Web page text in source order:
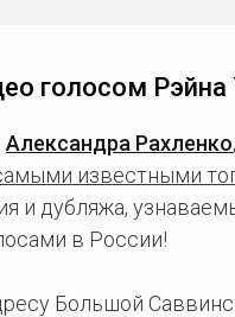
голосом Рэйна
Александра Рахленко,
известными
и дубляжа,
в России!
Большой